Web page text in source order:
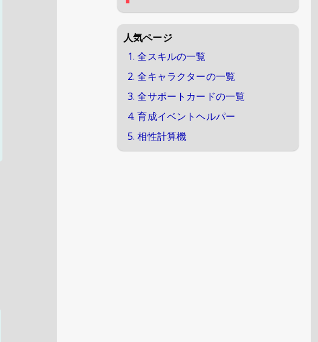
人気ページ
1. 全スキルの一覧
2. 全キャラクターの一覧
3. 全サポートカードの一覧
4. 育成イベントヘルパー
5. 相性計算機